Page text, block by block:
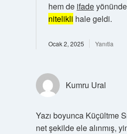
hem de ifade
nitelikli hale geldi.
Ocak 2, 2025 Yanıtla
Kumru Ural
Yazı boyunca Küçültme
net şekilde ele alınmış,